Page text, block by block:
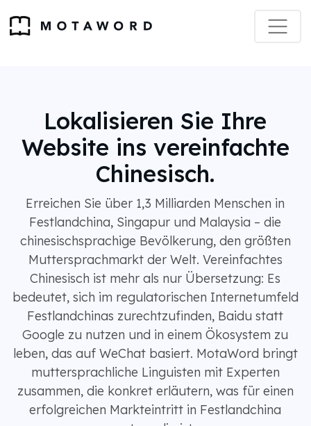
Lokalisieren Sie Ihre
Website ins vereinfachte
Chinesisch.
Erreichen Sie über 1,3 Milliarden Menschen in
Festlandchina, Singapur und Malaysia – die
chinesischsprachige Bevölkerung, den größten
Muttersprachmarkt der Welt. Vereinfachtes
Chinesisch ist mehr als nur Übersetzung: Es
bedeutet, sich im regulatorischen Internetumfeld
Festlandchinas zurechtzufinden, Baidu statt
Google zu nutzen und in einem Ökosystem zu
leben, das auf WeChat basiert. MotaWord bringt
muttersprachliche Linguisten mit Experten
zusammen, die konkret erläutern, was für einen
erfolgreichen Markteintritt in Festlandchina